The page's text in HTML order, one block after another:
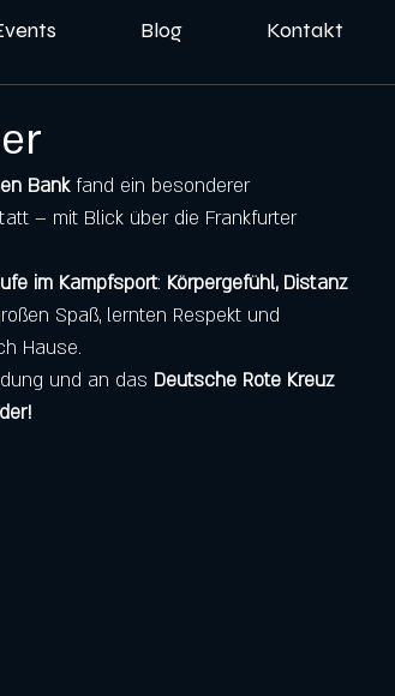
Blog Kontakt
Bank fand ein besonderer
– mit Blick über die Frankfurter
im Kampfsport: Körpergefühl, Distanz
Spaß, lernten Respekt und
Hause.
und an das Deutsche Rote Kreuz